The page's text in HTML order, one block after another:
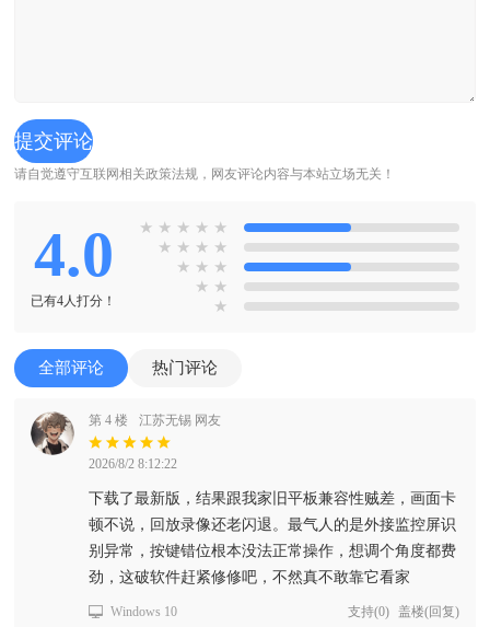
请自觉遵守互联网相关政策法规，网友评论内容与本站立场无关！
4.0
已有4人打分！
★ ★ ★ ★ ★
★ ★ ★ ★
★ ★ ★
★ ★
★
全部评论 热门评论
第 4 楼 江苏无锡 网友
2026/8/2 8:12:22
下载了最新版，结果跟我家旧平板兼容性贼差，画面卡
顿不说，回放录像还老闪退。最气人的是外接监控屏识
别异常，按键错位根本没法正常操作，想调个角度都费
劲，这破软件赶紧修修吧，不然真不敢靠它看家
Windows 10 支持(0) 盖楼(回复)